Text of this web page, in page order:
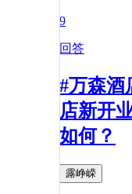
9
回答
#万森酒
店新开
如何？
露峥嵘